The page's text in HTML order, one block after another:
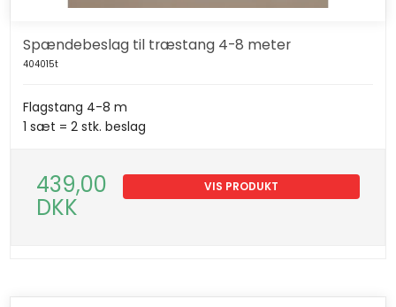
Spændebeslag til træstang 4-8 meter
404015t
Flagstang 4-8 m
1 sæt = 2 stk. beslag
439,00
DKK
VIS PRODUKT